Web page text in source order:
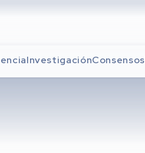
InvestigaciónConsensos